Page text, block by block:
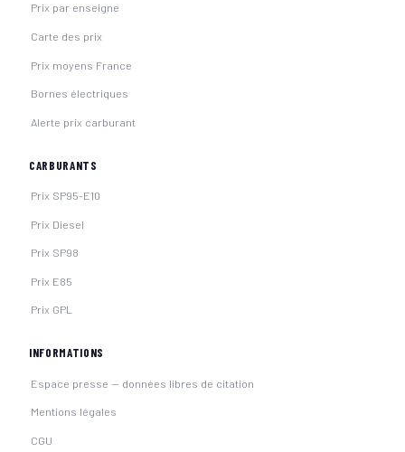
Prix par enseigne
Carte des prix
Prix moyens France
Bornes électriques
Alerte prix carburant
CARBURANTS
Prix SP95-E10
Prix Diesel
Prix SP98
Prix E85
Prix GPL
INFORMATIONS
Espace presse — données libres de citation
Mentions légales
CGU